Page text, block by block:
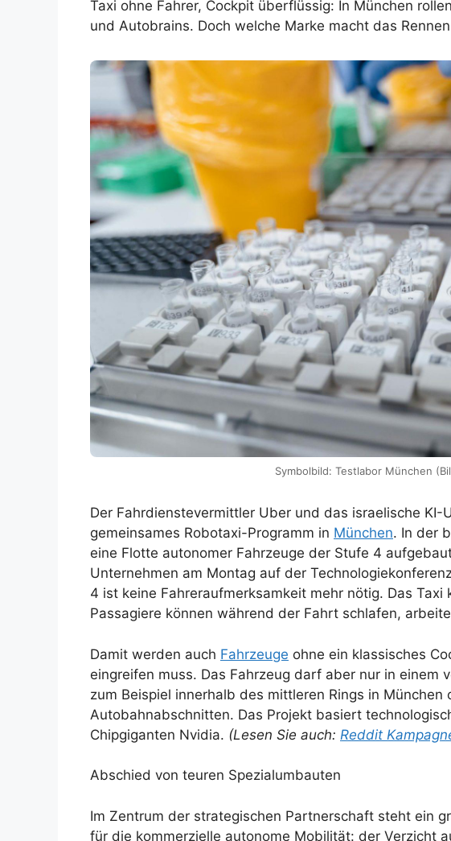
Taxi ohne Fahrer, Cockpit überflüssig: In München
und Autobrains. Doch welche Marke macht das
Symbolbild: Testlabor München
Der Fahrdienstevermittler Uber und das israelische
gemeinsames Robotaxi-Programm in München. In der
eine Flotte autonomer Fahrzeuge der Stufe 4
Unternehmen am Montag auf der
4 ist keine Fahreraufmerksamkeit mehr nötig. Das Taxi
Passagiere können während der Fahrt schlafen,
Damit werden auch Fahrzeuge ohne ein klassisches
eingreifen muss. Das Fahrzeug darf aber nur in einem
zum Beispiel innerhalb des mittleren Rings in
Autobahnabschnitten. Das Projekt basiert
Chipgiganten Nvidia. (Lesen Sie auch: Reddit
Abschied von teuren Spezialumbauten
Im Zentrum der strategischen Partnerschaft steht ein
für die kommerzielle autonome Mobilität: der Verzicht